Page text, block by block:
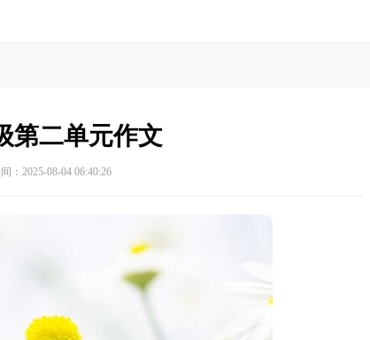
第二单元作文
：2025-08-04 06:40:26